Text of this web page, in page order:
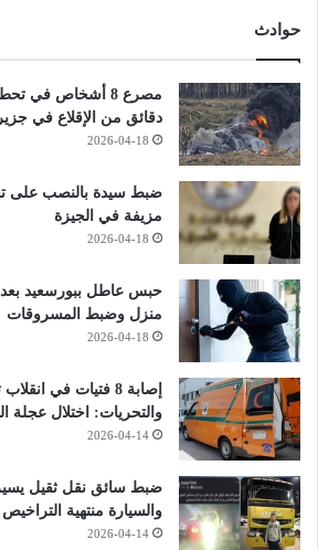
حوادث
مصرع 8 أشخاص في
دقائق من الإقلاع في
2026-04-18
ضبط سيدة بالنصب على
مزيفة في الجيزة
2026-04-18
حبس عاطل ببورسعيد
منزل وضبط المسروقات
2026-04-18
إصابة 8 فتيات في
والتحريات: اختلال عجلة
2026-04-14
ضبط سائق نقل ثقيل
والسيارة منتهية التراخيص
2026-04-14